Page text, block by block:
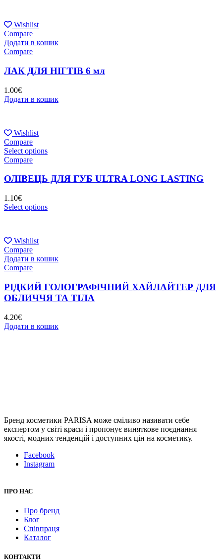
Wishlist
Compare
Додати в кошик
Compare
ЛАК ДЛЯ НІГТІВ 6 мл
1.00€
Додати в кошик
Wishlist
Compare
Select options
Compare
ОЛІВЕЦЬ ДЛЯ ГУБ ULTRA LONG LASTING
1.10€
Select options
Wishlist
Compare
Додати в кошик
Compare
РІДКИЙ ГОЛОГРАФІЧНИЙ ХАЙЛАЙТЕР ДЛЯ
ОБЛИЧЧЯ ТА ТІЛА
4.20€
Додати в кошик
Бренд косметики PARISA може сміливо називати себе
експертом у світі краси і пропонує виняткове поєднання
якості, модних тенденцій і доступних цін на косметику.
Facebook
Instagram
ПРО НАС
Про бренд
Блог
Співпраця
Каталог
КОНТАКТИ